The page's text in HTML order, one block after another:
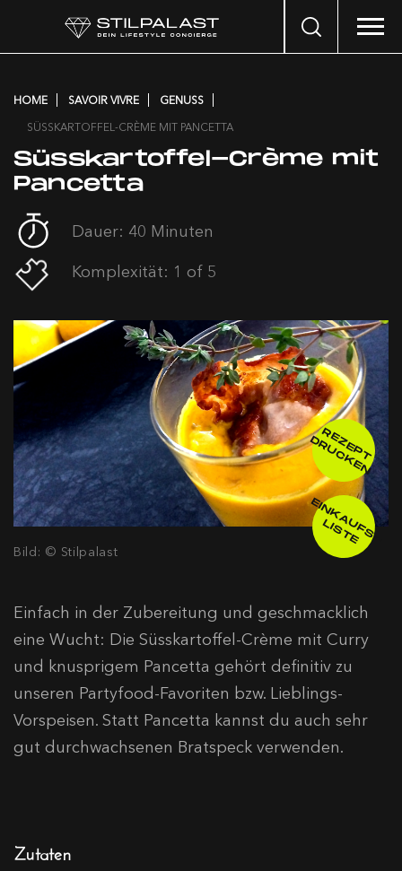
Search
HOME SAVOIR VIVRE
GENUSS
SÜSSKARTOFFEL-CRÈME MIT PANCETTA
Süsskartoffel-Crème mit
Pancetta
Dauer: 40 Minuten
Komplexität: 1 of 5
Bild: © Stilpalast
R
E
Z
E
P
T
D
R
U
C
K
E
N
E
IN
K
A
U
F
S
-
L
IS
T
E
Einfach in der Zubereitung und geschmacklich
eine Wucht: Die Süsskartoffel-Crème mit Curry
und knusprigem Pancetta gehört definitiv zu
unseren Partyfood-Favoriten bzw. Lieblings-
Vorspeisen. Statt Pancetta kannst du auch sehr
gut durchwachsenen Bratspeck verwenden.
Zutaten